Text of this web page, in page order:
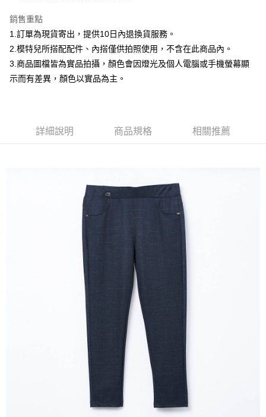
聯邦商業銀行
元大商業銀行
永豐商業銀行
台新國際商業銀行
中國信託商業銀行
台灣樂天信用卡公司
悠遊付
Google Pay
大哥付你分期
2.付款方式選擇「大哥付你分期」，訂單成立後會自動跳轉到大哥付的交易
流程，驗證手機門號後，選擇欲分期的期數、繳款截止日，確認付款後即完
1.分期款項不併入電信帳單，「大哥付你分期」於每月結算日後寄送繳費提
2.透過簡訊連結打開帳單後，可選擇「超商條碼／台灣大直營門市／銀行轉
帳／街口支付／iPASS MONEY」等通路繳費。
1.本服務係由「台灣大哥大股份有限公司」（以下簡稱本公司）所提供，讓
用戶於交易時，得透過本服務購買商品或服務，並由商店將買賣／分期付款
買賣價金債權讓與本公司後，依約使用本公司帳單繳交帳款。
2.基於同意付款使用「大哥付你分期」之契約關係目的，商店將以您的個人
資料（包含姓名、電話或地址）提供予台灣大哥大進項蒐集、處理及利用，
由本公司與您本人進行分期帳單所需資料之確認、核對及更正。
3.完整用戶服務條款，請詳閱以下連結：
https://oppay.tw/userRule
相關說明
２．便利：只要手機號碼，簡訊認證，即可結帳。
３．安心：先確認商品／服務後，再付款。
【「AFTEE先享後付」結帳流程】
１．於結帳方式選擇「AFTEE先享後付」後，將跳轉至「AFTEE先享後付」
結帳頁面，進行簡訊認證並確認金額後，即可完成結帳。
２．訂單成立數日內，您將收到繳費通知簡訊。
３．收到繳費通知簡訊後14天內，點擊此簡訊中的連結，可透過四大超商／
ATM／網路銀行／等多元方式進行付款，方視為交易完成。
※ 請注意：結帳手續完成當下不需立刻繳費，但若您需要取消訂單，請聯絡
購買商品的店家。未經商家同意取消之訂單仍視為有效，需透過AFTEE先享
※ 交易是否成功請以「AFTEE先享後付 」之結帳頁面顯示為準，若有關於
是否繳費成功／繳費後需取消欲退款等相關疑問，請聯繫「AFTEE先享後付
https://netprotections.freshdesk.com/support/home
１．透過由恩沛科技股份有限公司提供之「AFTEE先享後付」服務完成之交
易，需依本服務之必要範圍內提供個人資料，並將交易相關給付款項請求債
權轉讓予恩沛科技股份有限公司。
２．關於個人資料處理事宜，請瀏覽以下網址：
https://aftee.tw/terms/#terms3
每筆NT$120，滿NT$2,000(含以上)免運費
每筆NT$120，滿NT$2,000(含以上)免運費
每筆NT$120，滿NT$2,000(含以上)免運費
銷售重點
1.訂單為現貨寄出，提供10日內退換貨服務。
2.模特兒所搭配配件、內搭僅供拍照使用，不含在此商品內。
3.商品圖檔皆為實品拍攝，顏色會因燈光及個人電腦或手機螢幕顯
示而有差異，顏色以實品為主。
詳細說明 商品規格 相關推薦